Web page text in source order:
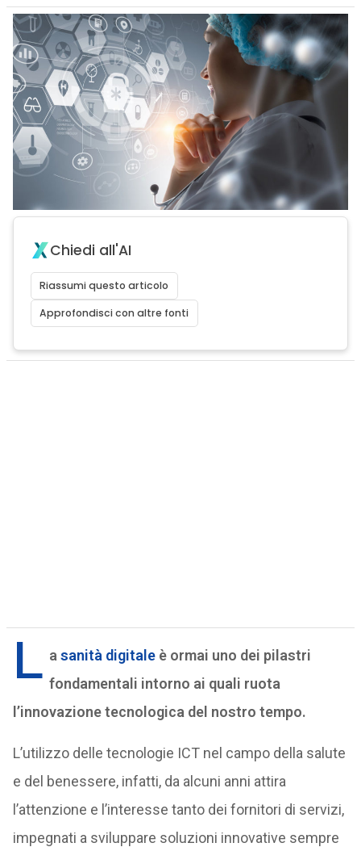
Chiedi all'AI
Riassumi questo articolo
Approfondisci con altre fonti
L a sanità digitaleè ormai uno dei pilastri
fondamentali intorno ai quali ruota
l’innovazione tecnologica del nostro tempo.
L’utilizzo delle tecnologie ICT nel campo della salute
e del benessere, infatti, da alcuni anni attira
l’attenzione e l’interesse tanto dei fornitori di servizi,
impegnati a sviluppare soluzioni innovative sempre